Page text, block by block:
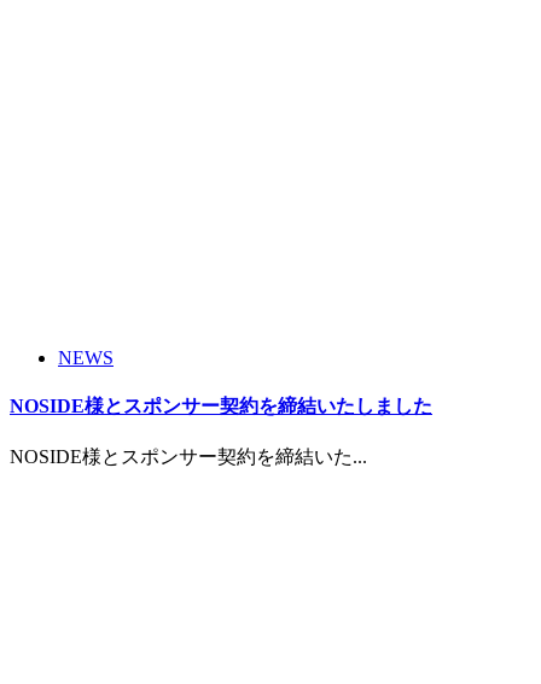
NEWS
NOSIDE様とスポンサー契約を締結いたしました
NOSIDE様とスポンサー契約を締結いた...